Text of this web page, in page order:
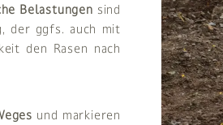
Belastungen sind
der ggfs. auch mit
den Rasen nach
und markieren